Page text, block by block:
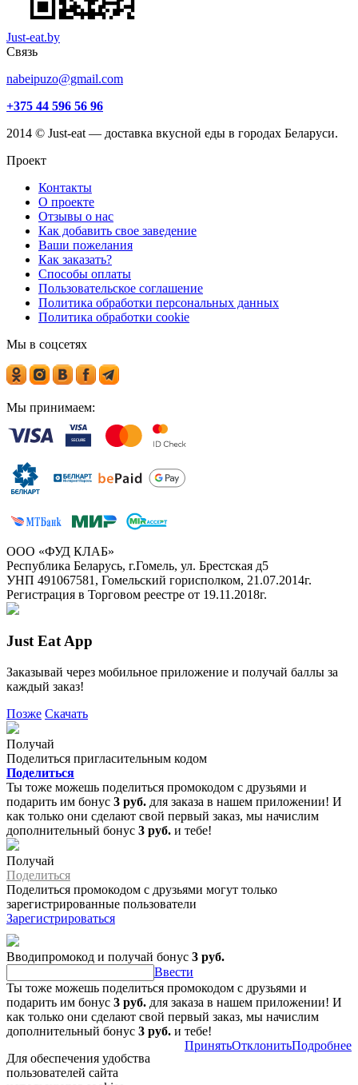
Just-eat.by
Связь
nabeipuzo@gmail.com
+375 44 596 56 96
2014 © Just-eat — доставка вкусной еды в городах Беларуси.
Проект
Контакты
О проекте
Отзывы о нас
Как добавить свое заведение
Ваши пожелания
Как заказать?
Способы оплаты
Пользовательское соглашение
Политика обработки персональных данных
Политика обработки cookie
Мы в соцсетях
Мы принимаем:
ООО «ФУД КЛАБ»
Республика Беларусь, г.Гомель, ул. Брестская д5
УНП 491067581, Гомельский горисполком, 21.07.2014г.
Регистрация в Торговом реестре от 19.11.2018г.
Just Eat App
Заказывай через мобильное приложение и получай баллы за
каждый заказ!
Позже Скачать
Получай
Поделиться пригласительным кодом
Поделиться
Ты тоже можешь поделиться промокодом с друзьями и
подарить им бонус 3 руб. для заказа в нашем приложении! И
как только они сделают свой первый заказ, мы начислим
дополнительный бонус 3 руб. и тебе!
Получай
Поделиться
Поделиться промокодом с друзьями могут только
зарегистрированные пользователи
Зарегистрироваться
Вводипромокод и получай бонус 3 руб.
Ввести
Ты тоже можешь поделиться промокодом с друзьями и
подарить им бонус 3 руб. для заказа в нашем приложении! И
как только они сделают свой первый заказ, мы начислим
дополнительный бонус 3 руб. и тебе!
Для обеспечения удобства
пользователей сайта
ПринятьОтклонитьПодробнее